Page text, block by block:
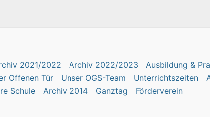
2021/2022 Archiv 2022/2023 Ausbildung &
Offenen Tür Unser OGS-Team Unterrichtszeiten
Schule
Archiv 2014 Ganztag Förderverein